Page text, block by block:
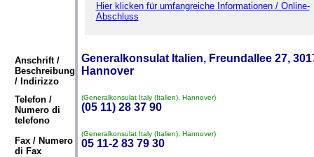
Hier klicken für umfangreiche Informationen / Online-
Abschluss
Anschrift /
Beschreibung
/ Indirizzo
Generalkonsulat Italien, Freundallee 27,
Hannover
Telefon /
Numero di
telefono
(Generalkonsulat Italy (Italien), Hannover)
(05 11) 28 37 90
Fax / Numero
di Fax
(Generalkonsulat Italy (Italien), Hannover)
05 11-2 83 79 30